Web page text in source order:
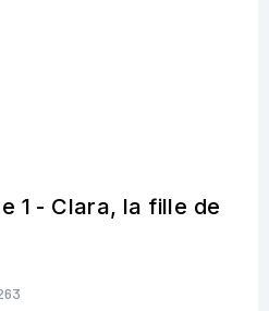
1 - Clara, la fille de